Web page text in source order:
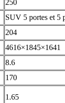
250
SUV 5 portes et 5
204
4616×1845×1641
8.6
170
1.65